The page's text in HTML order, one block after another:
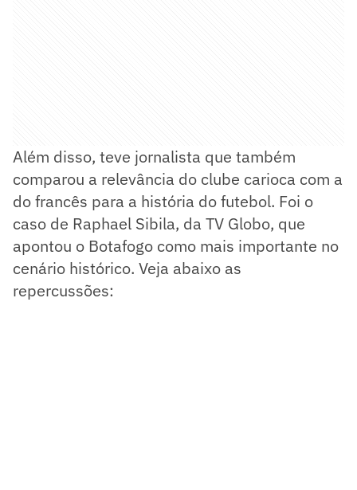
Além disso, teve jornalista que também
comparou a relevância do clube carioca com a
do francês para a história do futebol. Foi o
caso de Raphael Sibila, da TV Globo, que
apontou o Botafogo como mais importante no
cenário histórico. Veja abaixo as
repercussões: